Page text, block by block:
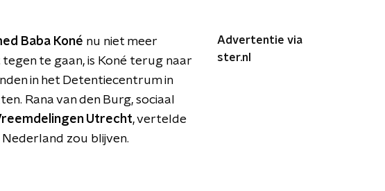
Baba Koné nu niet meer
te gaan, is Koné terug naar
in het Detentiecentrum in
Rana van den Burg, sociaal
Utrecht, vertelde
zou blijven.
Advertentie via
ster.nl